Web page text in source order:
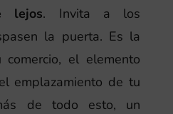
lejos. Invita a los
la puerta. Es la
el elemento
emplazamiento de tu
de todo esto, un